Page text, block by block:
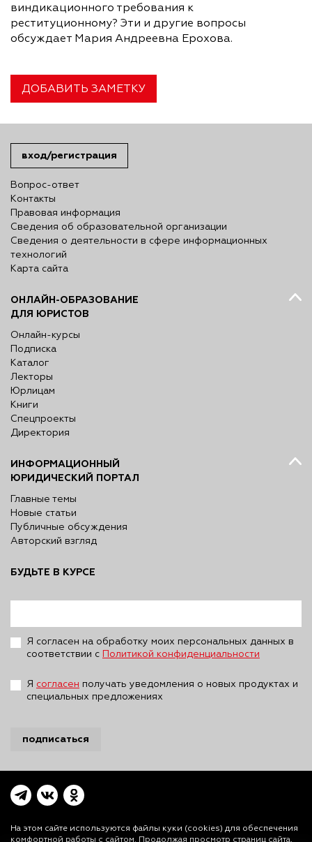
виндикационного требования к
реституционному? Эти и другие вопросы
обсуждает Мария Андреевна Ерохова.
ДОБАВИТЬ ЗАМЕТКУ
вход/регистрация
Вопрос-ответ
Контакты
Правовая информация
Сведения об образовательной организации
Сведения о деятельности в сфере информационных
технологий
Карта сайта
ОНЛАЙН-ОБРАЗОВАНИЕ
ДЛЯ ЮРИСТОВ
Онлайн-курсы
Подписка
Каталог
Лекторы
Юрлицам
Книги
Спецпроекты
Директория
ИНФОРМАЦИОННЫЙ
ЮРИДИЧЕСКИЙ ПОРТАЛ
Главные темы
Новые статьи
Публичные обсуждения
Авторский взгляд
БУДЬТЕ В КУРСЕ
Я согласен на обработку моих персональных данных в
соответствии с
Политикой конфиденциальности
Я согласен получать уведомления о новых продуктах и
специальных предложениях
подписаться
На этом сайте используются файлы куки (cookies) для обеспечения
комфортной работы с сайтом. Продолжая просмотр страниц сайта,